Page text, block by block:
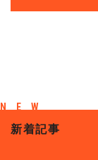
新着記事